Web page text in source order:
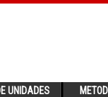
UNIDADES